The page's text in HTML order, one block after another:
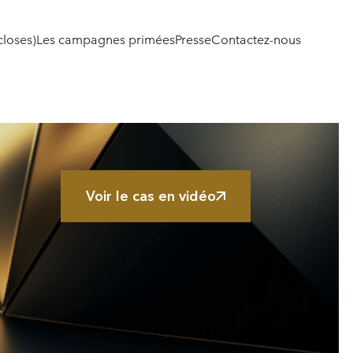
Les campagnes priméesPresseContactez-nous
Voir le cas en vidéo